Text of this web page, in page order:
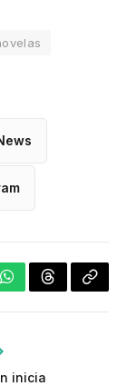
WhatsApp
Threads
inicia